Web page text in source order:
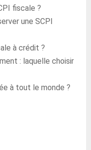
fiscale ?
une SCPI
à crédit ?
: laquelle choisir
à tout le monde ?